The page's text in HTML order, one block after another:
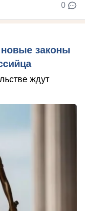
0
новые законы
ждут